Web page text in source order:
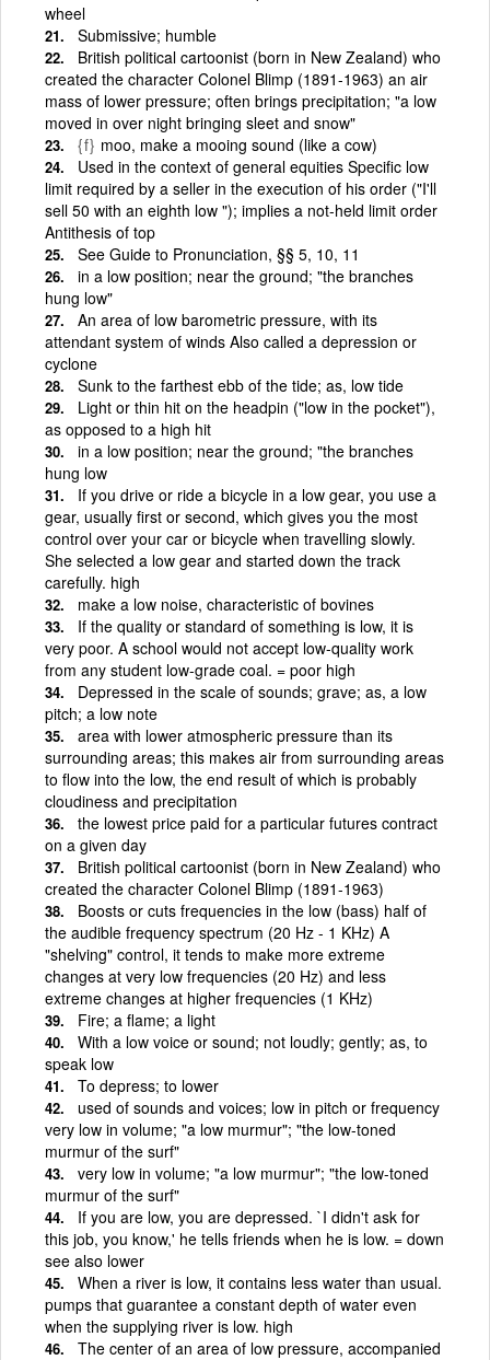
wheel
Submissive; humble
British political cartoonist (born in New Zealand) who
created the character Colonel Blimp (1891-1963) an air
mass of lower pressure; often brings precipitation; "a low
moved in over night bringing sleet and snow"
{f} moo, make a mooing sound (like a cow)
Used in the context of general equities Specific low
limit required by a seller in the execution of his order ("I'll
sell 50 with an eighth low "); implies a not-held limit order
Antithesis of top
See Guide to Pronunciation, §§ 5, 10, 11
in a low position; near the ground; "the branches
hung low"
An area of low barometric pressure, with its
attendant system of winds Also called a depression or
cyclone
Sunk to the farthest ebb of the tide; as, low tide
Light or thin hit on the headpin ("low in the pocket"),
as opposed to a high hit
in a low position; near the ground; "the branches
hung low
If you drive or ride a bicycle in a low gear, you use a
gear, usually first or second, which gives you the most
control over your car or bicycle when travelling slowly.
She selected a low gear and started down the track
carefully. high
make a low noise, characteristic of bovines
If the quality or standard of something is low, it is
very poor. A school would not accept low-quality work
from any student low-grade coal. = poor high
Depressed in the scale of sounds; grave; as, a low
pitch; a low note
area with lower atmospheric pressure than its
surrounding areas; this makes air from surrounding areas
to flow into the low, the end result of which is probably
cloudiness and precipitation
the lowest price paid for a particular futures contract
on a given day
British political cartoonist (born in New Zealand) who
created the character Colonel Blimp (1891-1963)
Boosts or cuts frequencies in the low (bass) half of
the audible frequency spectrum (20 Hz - 1 KHz) A
"shelving" control, it tends to make more extreme
changes at very low frequencies (20 Hz) and less
extreme changes at higher frequencies (1 KHz)
Fire; a flame; a light
With a low voice or sound; not loudly; gently; as, to
speak low
To depress; to lower
used of sounds and voices; low in pitch or frequency
very low in volume; "a low murmur"; "the low-toned
murmur of the surf"
very low in volume; "a low murmur"; "the low-toned
murmur of the surf"
If you are low, you are depressed. `I didn't ask for
this job, you know,' he tells friends when he is low. = down
see also lower
When a river is low, it contains less water than usual.
pumps that guarantee a constant depth of water even
when the supplying river is low. high
The center of an area of low pressure, accompanied